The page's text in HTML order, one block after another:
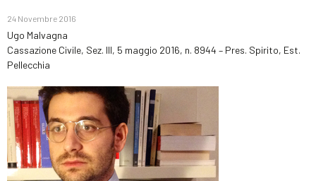
24 Novembre 2016
Ugo Malvagna
Cassazione Civile, Sez. III, 5 maggio 2016, n. 8944 – Pres. Spirito, Est.
Pellecchia